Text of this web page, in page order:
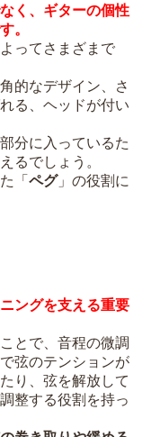
く、ギターの個性
。
ってさまざまで
的なデザイン、さ
る、ヘッドが付い
分に入っているた
るでしょう。
「 ペグ」の役割に
ングを支える重要
とで、音程の微調
弦のテンションが
り、弦を解放して
整する役割を持っ